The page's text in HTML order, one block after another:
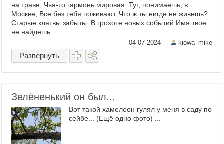
на траве, Чья-то гармонь мировая. Тут, понимаешь, в
Москве, Все без тебя поживают. Что ж ты нигде не живешь?
Старые клятвы забыты. В грохоте новых событий Имя твое
не найдешь. ...
04-07-2024 — kiowa_mike
Развернуть
Зелёненький он был...
Вот такой хамелеон гулял у меня в саду по
сейбе... (Ещё одно фото) ...